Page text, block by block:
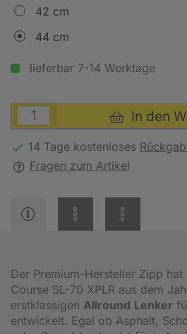
42 cm
44 cm
lieferbar 7-14 Werktage
In den
14 Tage kostenloses
Fragen zum Artikel
Der Premium-Hersteller Zipp
Course SL-70 XPLR aus dem
erstklassigen Allround Lenker
entwickelt. Egal ob Asphalt,